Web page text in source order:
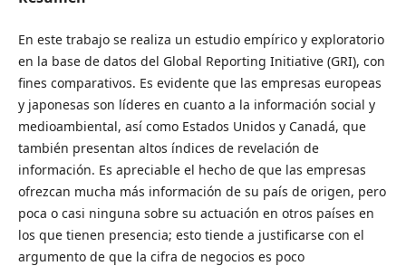
En este trabajo se realiza un estudio empírico y exploratorio
en la base de datos del Global Reporting Initiative (GRI), con
fines comparativos. Es evidente que las empresas europeas
y japonesas son líderes en cuanto a la información social y
medioambiental, así como Estados Unidos y Canadá, que
también presentan altos índices de revelación de
información. Es apreciable el hecho de que las empresas
ofrezcan mucha más información de su país de origen, pero
poca o casi ninguna sobre su actuación en otros países en
los que tienen presencia; esto tiende a justificarse con el
argumento de que la cifra de negocios es poco